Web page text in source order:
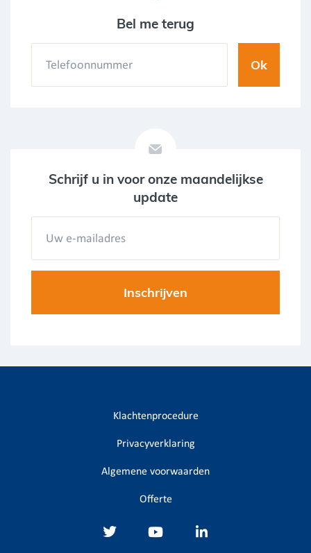
Bel me terug
Schrijf u in voor onze maandelijkse
update
Klachtenprocedure
Privacyverklaring
Algemene voorwaarden
Offerte